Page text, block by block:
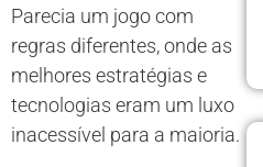
Parecia um jogo com
regras diferentes, onde as
melhores estratégias e
tecnologias eram um luxo
inacessível para a maioria.